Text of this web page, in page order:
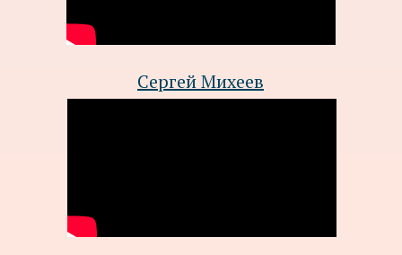
Сергей Михеев